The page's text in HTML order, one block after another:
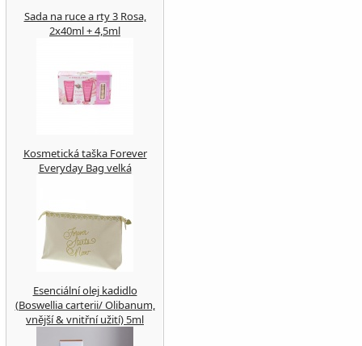
Sada na ruce a rty 3 Rosa,
2x40ml + 4,5ml
Kosmetická taška Forever
Everyday Bag velká
Esenciální olej kadidlo
(Boswellia carterii/ Olibanum,
vnější & vnitřní užití) 5ml